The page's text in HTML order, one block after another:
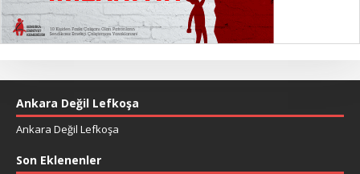
Ankara Değil Lefkoşa
Ankara Değil Lefkoşa
Son Eklenenler